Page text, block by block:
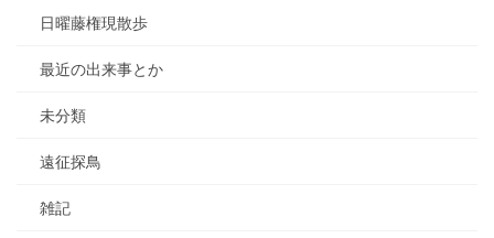
日曜藤権現散歩
最近の出来事とか
未分類
遠征探鳥
雑記